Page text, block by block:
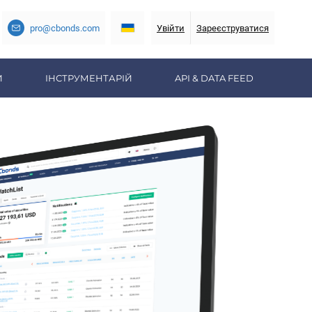
pro@cbonds.com Увійти Зареєструватися
ІНСТРУМЕНТАРІЙ API & DATA FEED